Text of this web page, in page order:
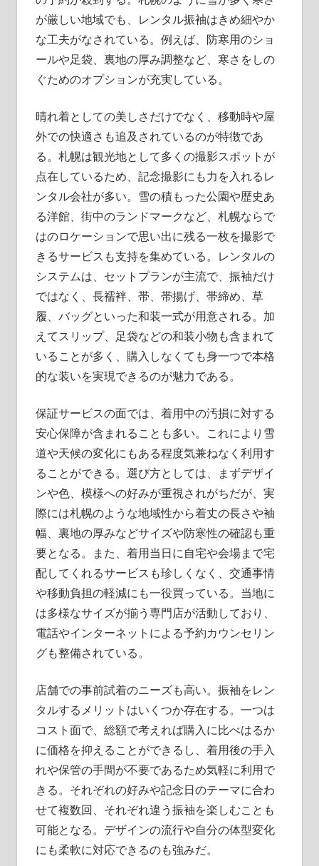
が厳しい地域でも、レンタル振袖はきめ細やか
な工夫がなされている。例えば、防寒用のショ
ールや足袋、裏地の厚み調整など、寒さをしの
ぐためのオプションが充実している。
晴れ着としての美しさだけでなく、移動時や屋
外での快適さも追及されているのが特徴であ
る。札幌は観光地として多くの撮影スポットが
点在しているため、記念撮影にも力を入れるレ
ンタル会社が多い。雪の積もった公園や歴史あ
る洋館、街中のランドマークなど、札幌ならで
はのロケーションで思い出に残る一枚を撮影で
きるサービスも支持を集めている。レンタルの
システムは、セットプランが主流で、振袖だけ
ではなく、長襦袢、帯、帯揚げ、帯締め、草
履、バッグといった和装一式が用意される。加
えてスリップ、足袋などの和装小物も含まれて
いることが多く、購入しなくても身一つで本格
的な装いを実現できるのが魅力である。
保証サービスの面では、着用中の汚損に対する
安心保障が含まれることも多い。これにより雪
道や天候の変化にもある程度気兼ねなく利用す
ることができる。選び方としては、まずデザイ
ンや色、模様への好みが重視されがちだが、実
際には札幌のような地域性から着丈の長さや袖
幅、裏地の厚みなどサイズや防寒性の確認も重
要となる。また、着用当日に自宅や会場まで宅
配してくれるサービスも珍しくなく、交通事情
や移動負担の軽減にも一役買っている。当地に
は多様なサイズが揃う専門店が活動しており、
電話やインターネットによる予約カウンセリン
グも整備されている。
店舗での事前試着のニーズも高い。振袖をレン
タルするメリットはいくつか存在する。一つは
コスト面で、総額で考えれば購入に比べはるか
に価格を抑えることができるし、着用後の手入
れや保管の手間が不要であるため気軽に利用で
きる。それぞれの好みや記念日のテーマに合わ
せて複数回、それぞれ違う振袖を楽しむことも
可能となる。デザインの流行や自分の体型変化
にも柔軟に対応できるのも強みだ。